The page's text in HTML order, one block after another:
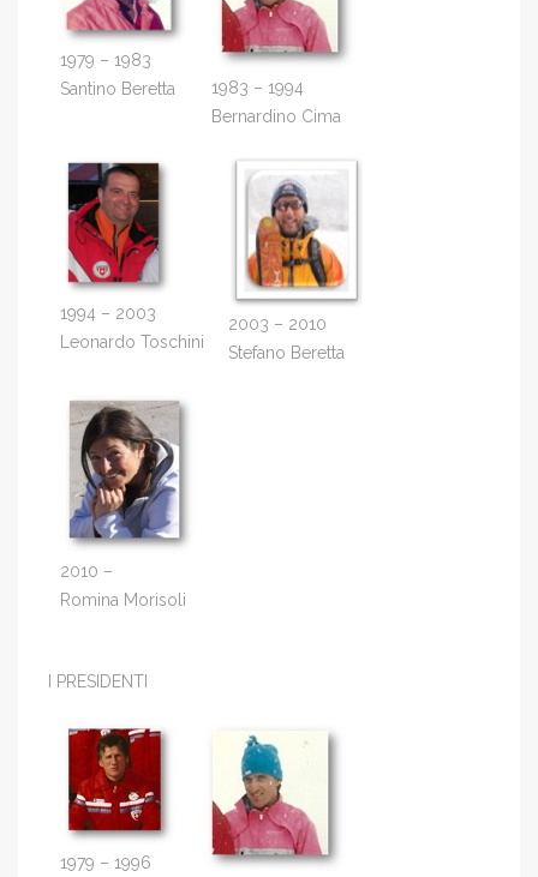
1979 – 1983
Santino Beretta
1983 – 1994
Bernardino Cima
1994 – 2003
Leonardo Toschini
2003 – 2010
Stefano Beretta
2010 –
Romina Morisoli
I PRESIDENTI
1979 – 1996